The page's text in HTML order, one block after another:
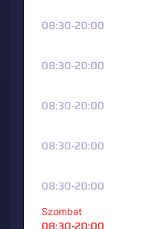
08:30-20:00
08:30-20:00
08:30-20:00
08:30-20:00
08:30-20:00
Szombat